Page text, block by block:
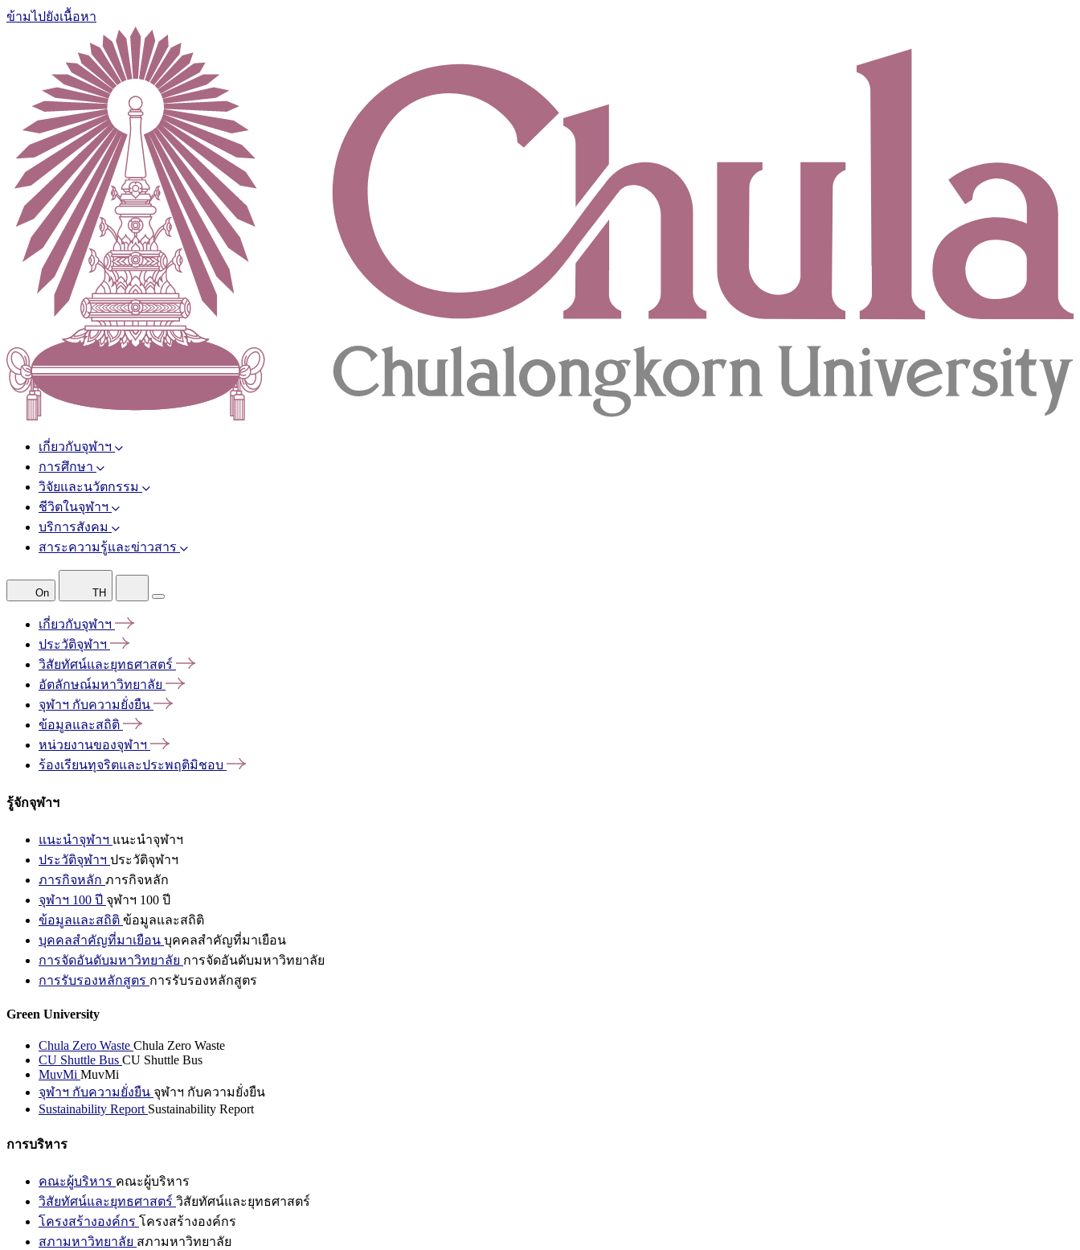
ข้ามไปยังเนื้อหา
เกี่ยวกับจุฬาฯ
การศึกษา
วิจัยและนวัตกรรม
ชีวิตในจุฬาฯ
บริการสังคม
สาระความรู้และข่าวสาร
On TH
เกี่ยวกับจุฬาฯ
ประวัติจุฬาฯ
วิสัยทัศน์และยุทธศาสตร์
อัตลักษณ์มหาวิทยาลัย
จุฬาฯ กับความยั่งยืน
ข้อมูลและสถิติ
หน่วยงานของจุฬาฯ
ร้องเรียนทุจริตและประพฤติมิชอบ
รู้จักจุฬาฯ
แนะนำจุฬาฯ แนะนำจุฬาฯ
ประวัติจุฬาฯ ประวัติจุฬาฯ
ภารกิจหลัก ภารกิจหลัก
จุฬาฯ 100 ปี จุฬาฯ 100 ปี
ข้อมูลและสถิติ ข้อมูลและสถิติ
บุคคลสำคัญที่มาเยือน บุคคลสำคัญที่มาเยือน
การจัดอันดับมหาวิทยาลัย การจัดอันดับมหาวิทยาลัย
การรับรองหลักสูตร การรับรองหลักสูตร
Green University
Chula Zero Waste Chula Zero Waste
CU Shuttle Bus CU Shuttle Bus
MuvMi MuvMi
จุฬาฯ กับความยั่งยืน จุฬาฯ กับความยั่งยืน
Sustainability Report Sustainability Report
การบริหาร
คณะผู้บริหาร คณะผู้บริหาร
วิสัยทัศน์และยุทธศาสตร์ วิสัยทัศน์และยุทธศาสตร์
โครงสร้างองค์กร โครงสร้างองค์กร
สภามหาวิทยาลัย สภามหาวิทยาลัย